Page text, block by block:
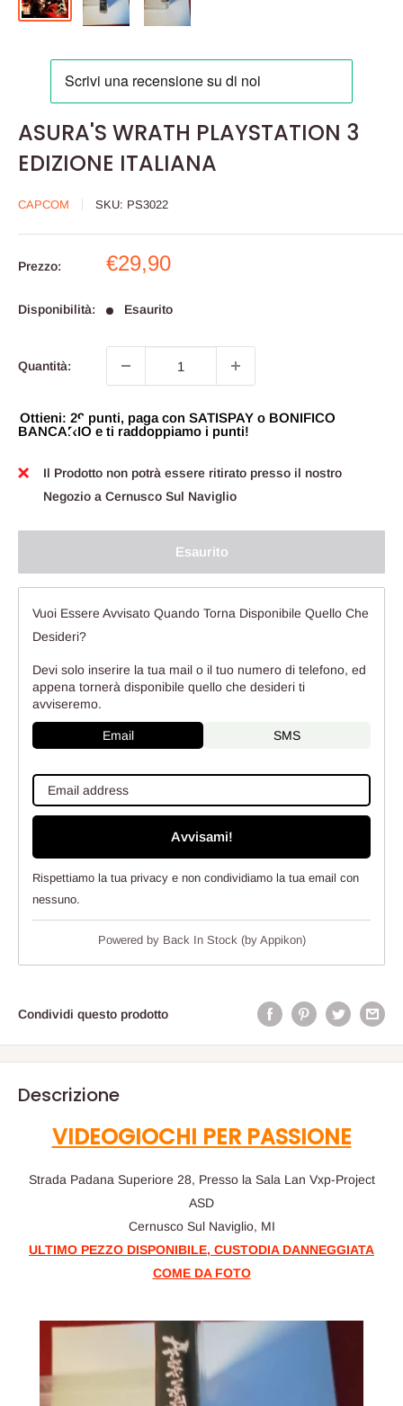
ASURA'S WRATH PLAYSTATION 3
EDIZIONE ITALIANA
CAPCOM SKU: PS3022
Prezzo:
Prezzo
€29,90
Disponibilità: Esaurito
Quantità:
Ottieni: 29 punti, paga con SATISPAY o BONIFICO
BANCARIO e ti raddoppiamo i punti!
Il Prodotto non potrà essere ritirato presso il nostro
Negozio a Cernusco Sul Naviglio
Esaurito
Vuoi Essere Avvisato Quando Torna Disponibile Quello Che
Desideri?
Devi solo inserire la tua mail o il tuo numero di telefono, ed
appena tornerà disponibile quello che desideri ti
avviseremo.
Email SMS
Avvisami!
Rispettiamo la tua privacy e non condividiamo la tua email con
nessuno.
Powered by Back In Stock (by Appikon)
Condividi questo prodotto
Descrizione
VIDEOGIOCHI PER PASSIONE
Strada Padana Superiore 28, Presso la Sala Lan Vxp-Project
ASD
Cernusco Sul Naviglio, MI
ULTIMO PEZZO DISPONIBILE, CUSTODIA DANNEGGIATA
COME DA FOTO